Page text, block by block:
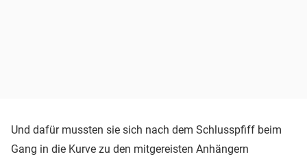
Und dafür mussten sie sich nach dem Schlusspfiff beim
Gang in die Kurve zu den mitgereisten Anhängern